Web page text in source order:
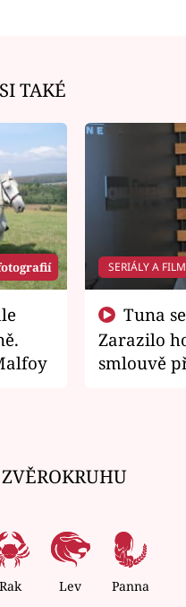
TAKÉ
SERIÁLY A
Zarazilo
smlouvě
Rak Lev Panna